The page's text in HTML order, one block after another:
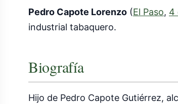
Pedro Capote Lorenzo (El Paso, 4
industrial tabaquero.
Biografía
Hijo de Pedro Capote Gutiérrez,